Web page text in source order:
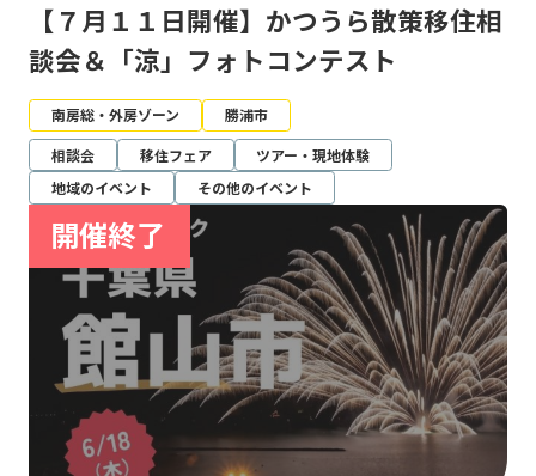
【７月１１日開催】かつうら散策移住相
談会＆「涼」フォトコンテスト
南房総・外房ゾーン
勝浦市
相談会
移住フェア
ツアー・現地体験
地域のイベント
その他のイベント